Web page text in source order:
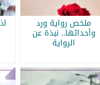
ملخص رواية ورد
وأحداثها.. نبذة عن
الرواية